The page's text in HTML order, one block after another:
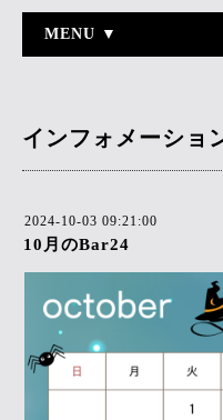
MENU ▼
インフォメーショ
2024-10-03 09:21:00
10月のBar24